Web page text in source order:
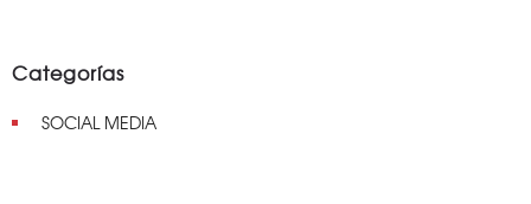
Categorías
SOCIAL MEDIA